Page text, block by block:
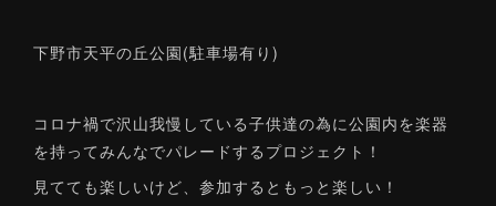
下野市天平の丘公園(駐車場有り)
コロナ禍で沢山我慢している子供達の為に公園内を楽器
を持ってみんなでパレードするプロジェクト！
見てても楽しいけど、参加するともっと楽しい！